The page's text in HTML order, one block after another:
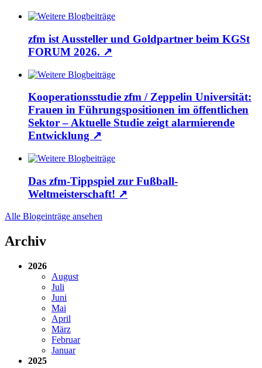
zfm ist Aussteller und Goldpartner beim KGSt
FORUM 2026. ↗
Kooperationsstudie zfm / Zeppelin Universität:
Frauen in Führungspositionen im öffentlichen
Sektor – Aktuelle Studie zeigt alarmierende
Entwicklung ↗
Das zfm-Tippspiel zur Fußball-
Weltmeisterschaft! ↗
Alle Blogeinträge ansehen
Archiv
2026
August
Juli
Juni
Mai
April
März
Februar
Januar
2025